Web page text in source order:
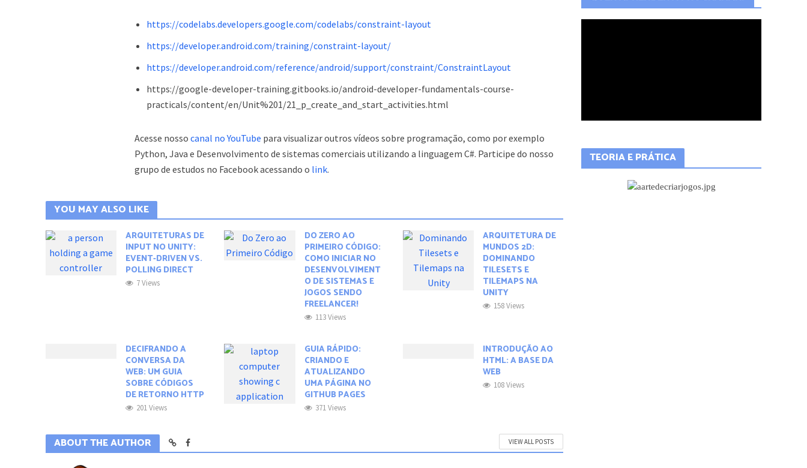
https://codelabs.developers.google.com/codelabs/constraint-layout
https://developer.android.com/training/constraint-layout/
https://developer.android.com/reference/android/support/constraint/ConstraintLayout
https://google-developer-training.gitbooks.io/android-developer-fundamentals-course-
practicals/content/en/Unit%201/21_p_create_and_start_activities.html
Acesse nossocanal no YouTube para visualizar outros vídeos sobre programação, como por exemplo
Python, Java e Desenvolvimento de sistemas comerciais utilizando a linguagem C#. Participe do nosso
grupo de estudos no Facebook acessando o link.
YOU MAY ALSO LIKE
ARQUITETURAS DE
INPUT NO UNITY:
EVENT-DRIVEN VS.
POLLING DIRECT
7 Views
DO ZERO AO
PRIMEIRO CÓDIGO:
COMO INICIAR NO
DESENVOLVIMENT
O DE SISTEMAS E
JOGOS SENDO
FREELANCER!
113 Views
ARQUITETURA DE
MUNDOS 2D:
DOMINANDO
TILESETS E
TILEMAPS NA
UNITY
158 Views
DECIFRANDO A
CONVERSA DA
WEB: UM GUIA
SOBRE CÓDIGOS
DE RETORNO HTTP
201 Views
GUIA RÁPIDO:
CRIANDO E
ATUALIZANDO
UMA PÁGINA NO
GITHUB PAGES
371 Views
INTRODUÇÃO AO
HTML: A BASE DA
WEB
108 Views
ABOUT THE AUTHOR VIEW ALL POSTS